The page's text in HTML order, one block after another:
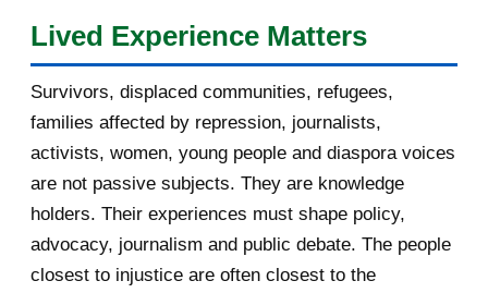
Quand la RDC doit se faire rappeler
son droit à la...
An Obscured Truth: Responsibility
of the RPF and P...
Une vérité occultée : la
responsabilité du FPR et ...
Why Didn't the DRC Know It Had
the Right to Defend...
Lived Experience Matters
Survivors, displaced communities, refugees,
families affected by repression, journalists,
activists, women, young people and diaspora voices
are not passive subjects. They are knowledge
holders. Their experiences must shape policy,
advocacy, journalism and public debate. The people
closest to injustice are often closest to the